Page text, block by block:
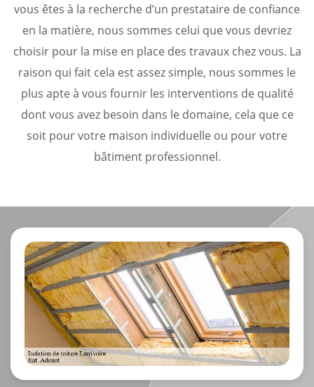
vous êtes à la recherche d’un prestataire de confiance
en la matière, nous sommes celui que vous devriez
choisir pour la mise en place des travaux chez vous. La
raison qui fait cela est assez simple, nous sommes le
plus apte à vous fournir les interventions de qualité
dont vous avez besoin dans le domaine, cela que ce
soit pour votre maison individuelle ou pour votre
bâtiment professionnel.